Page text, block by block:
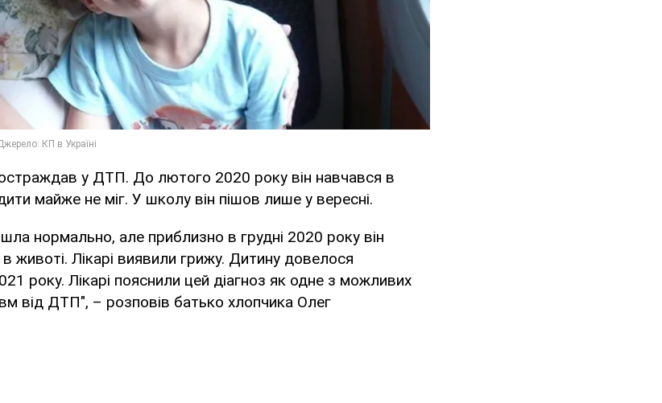
у ДТП. До лютого 2020 року він навчався в
майже не міг. У школу він пішов лише у вересні.
нормально, але приблизно в грудні 2020 року він
животі. Лікарі виявили грижу. Дитину довелося
року. Лікарі пояснили цей діагноз як одне з можливих
від ДТП", – розповів батько хлопчика Олег